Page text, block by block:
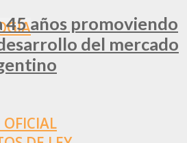
45 años promoviendo
del mercado